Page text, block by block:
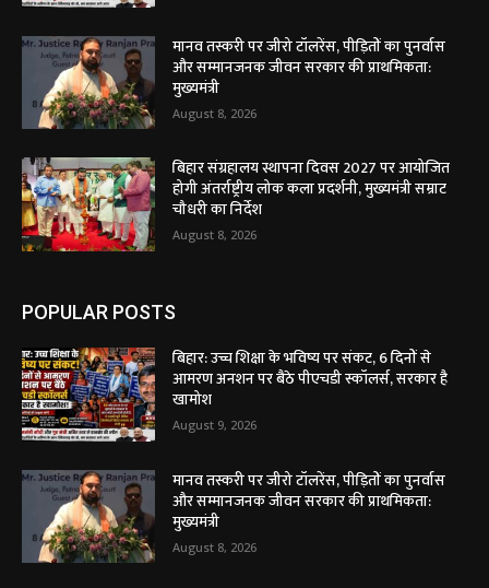
मानव तस्करी पर जीरो टॉलरेंस, पीड़ितों का पुनर्वास
और सम्मानजनक जीवन सरकार की प्राथमिकता:
मुख्यमंत्री
August 8, 2026
बिहार संग्रहालय स्थापना दिवस 2027 पर आयोजित
होगी अंतर्राष्ट्रीय लोक कला प्रदर्शनी, मुख्यमंत्री सम्राट
चौधरी का निर्देश
August 8, 2026
POPULAR POSTS
बिहार: उच्च शिक्षा के भविष्य पर संकट, 6 दिनों से
आमरण अनशन पर बैठे पीएचडी स्कॉलर्स, सरकार है
खामोश
August 9, 2026
मानव तस्करी पर जीरो टॉलरेंस, पीड़ितों का पुनर्वास
और सम्मानजनक जीवन सरकार की प्राथमिकता:
मुख्यमंत्री
August 8, 2026